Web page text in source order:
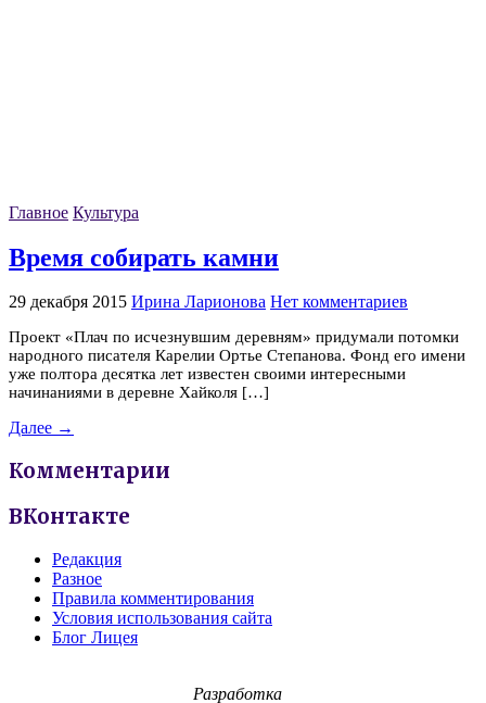
Главное Культура
Время собирать камни
29 декабря 2015 Ирина Ларионова Нет комментариев
Проект «Плач по исчезнувшим деревням» придумали потомки
народного писателя Карелии Ортье Степанова. Фонд его имени
уже полтора десятка лет известен своими интересными
начинаниями в деревне Хайколя […]
Далее →
Комментарии
ВКонтакте
Редакция
Разное
Правила комментирования
Условия использования сайта
Блог Лицея
Разработка